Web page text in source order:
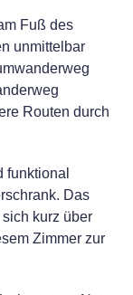
Fuß des
unmittelbar
Routen durch
funktional
Das
kurz über
Zimmer zur